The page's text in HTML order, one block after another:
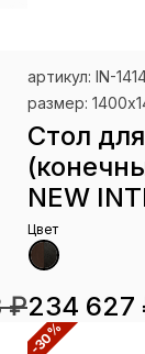
₽
артикул: IN-
размер:
Стол
NEW
Цвет
234 627
-30%